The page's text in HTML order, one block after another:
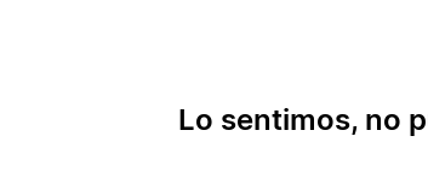
Lo sentimos, no